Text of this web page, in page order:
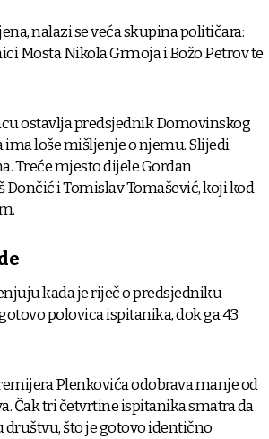
nalazi se veća skupina političara:
Mosta Nikola Grmoja i Božo Petrov te
ostavlja predsjednik Domovinskog
ima loše mišljenje o njemu. Slijedi
Treće mjesto dijele Gordan
Dončić i Tomislav Tomašević, koji kod
kada je riječ o predsjedniku
polovica ispitanika, dok ga 43
Plenkovića odobrava manje od
Čak tri četvrtine ispitanika smatra da
što je gotovo identično